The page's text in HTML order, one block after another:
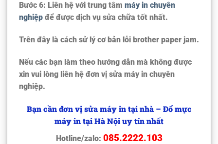
Bước 6: Liên hệ với trung tâm máy in chuyên
nghiệp để được dịch vụ sửa chữa tốt nhất.
Trên đây là cách sử lý cơ bản lỗi brother paper jam.
Nếu các bạn làm theo hướng dẫn mà không được
xin vui lòng liên hệ đơn vị sửa máy in chuyên
nghiệp.
Bạn cần đơn vị sửa máy in tại nhà – Đổ mực
máy in tại Hà Nội uy tín nhất
Hotline/zalo: 085.2222.103